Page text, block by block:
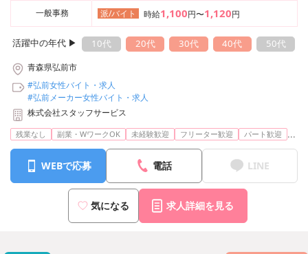
一般事務
派/バイト 時給1,100円〜1,120円
活躍中の年代 ▶︎ 10代 20代 30代 40代 50代
青森県弘前市
#弘前女性バイト・求人
#弘前メーカー女性バイト・求人
株式会社スタッフサービス
残業なし 副業・WワークOK 未経験歓迎 フリーター歓迎 パート歓迎 ...
WEBで応募 電話 LINE
気になる 求人詳細を見る